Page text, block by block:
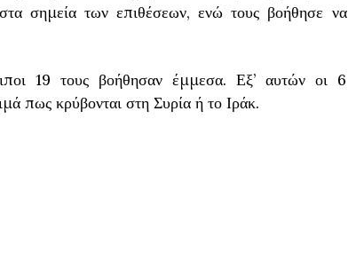
σημεία των επιθέσεων, ενώ τους βοήθησε να
19 τους βοήθησαν έμμεσα. Εξ’ αυτών οι 6
πως κρύβονται στη Συρία ή το Ιράκ.